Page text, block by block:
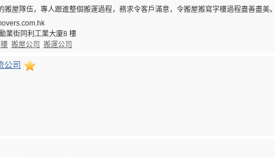
搬屋隊伍，專人跟進整個搬運過程，務求令客戶滿意，令搬屋搬寫字樓過程盡善盡美。
業街同利工業大廈8 樓
搬屋公司 搬運公司
公司